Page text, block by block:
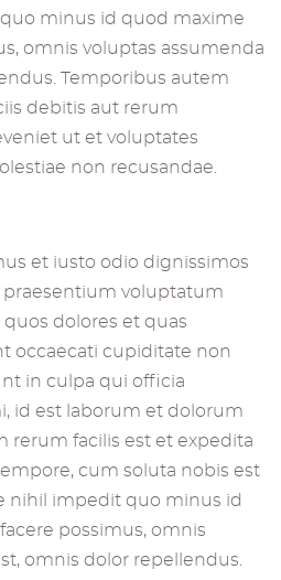
minus id quod maxime
omnis voluptas assumenda
Temporibus autem
debitis aut rerum
ut et voluptates
non recusandae.
et iusto odio dignissimos
voluptatum
dolores et quas
occaecati cupiditate non
in culpa qui officia
id est laborum et dolorum
rerum facilis est et expedita
cum soluta nobis est
nihil impedit quo minus id
possimus, omnis
omnis dolor repellendus.